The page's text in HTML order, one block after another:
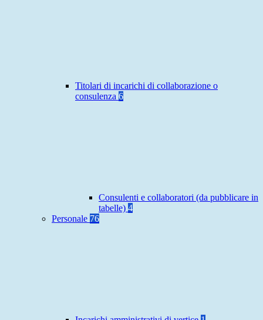
Titolari di incarichi di collaborazione o
consulenza 6
Consulenti e collaboratori (da pubblicare in
tabelle) 4
Personale 76